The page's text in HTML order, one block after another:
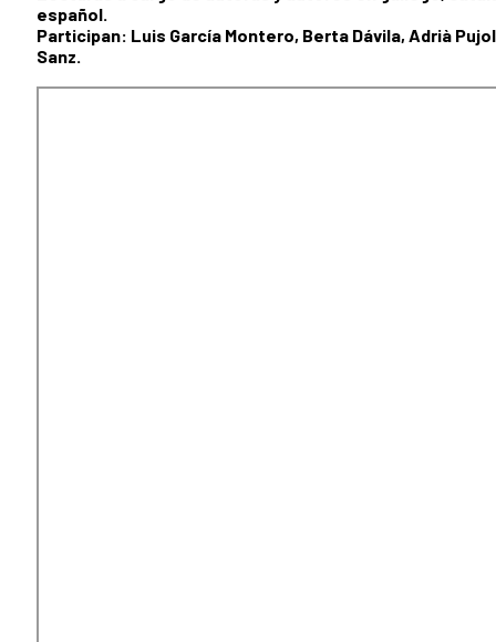
español.
Participan: Luis García Montero, Berta Dávila, Adrià
Sanz.